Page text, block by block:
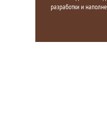
разработки и